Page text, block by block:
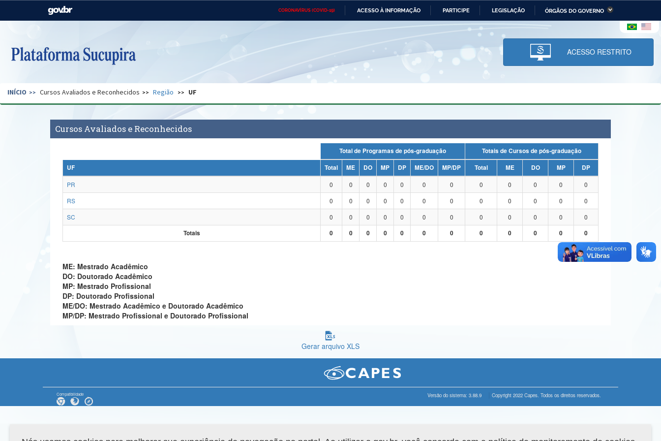
CORONAVÍRUS (COVID-19) ACESSO À INFORMAÇÃO PARTICIPE LEGISLAÇÃO ÓRGÃOS DO GOVERNO
Casa Civil Ministério das Relações Ministério da Economia Ministério da Infraestrutura
Pecuária e Abastecimento
Ministério da Ciência,
Tecnologia, Inovações e
Comunicações
Ministério do Desenvolvimento
Regional e dos Direitos Humanos
Secretaria de Governo Gabinete de Segurança Advocacia-Geral da União Banco Central do Brasil Planalto
ACESSO RESTRITO
INÍCIO Cursos Avaliados e Reconhecidos Região UF
Cursos Avaliados e Reconhecidos
Total de Programas de pós-graduação
Totais de Cursos de pós-graduação
UF
Total ME DO MP DP ME/DO MP/DP Total ME DO MP
DP
PR
0 0 0 0 0 0 0 0 0 0 0
0
RS
0 0 0 0 0 0 0 0 0 0 0
0
SC
0 0 0 0 0 0 0 0 0 0 0
0
Totais
0 0 0 0 0 0 0 0 0 0 0 0
ME: Mestrado Acadêmico
DO: Doutorado Acadêmico
MP: Mestrado Profissional
DP: Doutorado Profissional
ME/DO: Mestrado Acadêmico e Doutorado Acadêmico
MP/DP: Mestrado Profissional e Doutorado Profissional
Gerar arquivo XLS
Compatibilidade Versão do sistema: 3.88.9 Copyright 2022 Capes. Todos os direitos reservados.